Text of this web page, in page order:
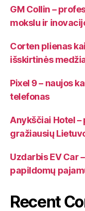
GM Collin –
mokslu ir
Corten plienas
išskirtinės
Pixel 9 – naujos
telefonas
Anykščiai Hotel
gražiausių
Uzdarbis EV Car
papildomų
Recent